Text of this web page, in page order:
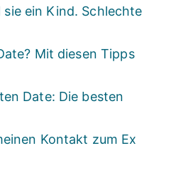
ein Kind. Schlechte
Mit diesen Tipps
Date: Die besten
Kontakt zum Ex